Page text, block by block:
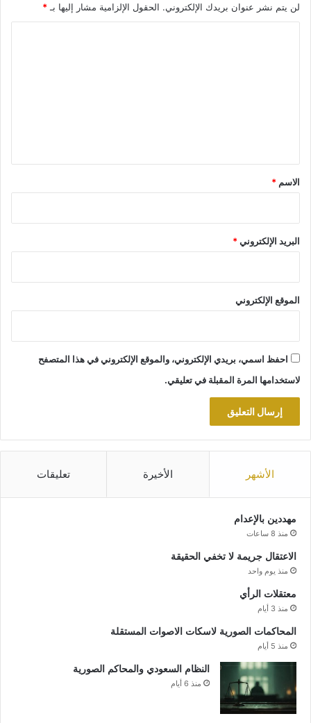
لن يتم نشر عنوان بريدك الإلكتروني. الحقول الإلزامية مشار إليها بـ *
*
الاسم *
البريد الإلكتروني*
الموقع الإلكتروني
احفظ اسمي، بريدي الإلكتروني، والموقع الإلكتروني في هذا المتصفح
لاستخدامها المرة المقبلة في تعليقي.
الأشهر الأخيرة تعليقات
مهددين بالإعدام
منذ 8 ساعات
الاعتقال جريمة لا تخفي الحقيقة
منذ يوم واحد
معتقلات الرأي
منذ 3 أيام
المحاكمات الصورية لاسكات الاصوات المستقلة
منذ 5 أيام
النظام السعودي والمحاكم الصورية
منذ 6 أيام